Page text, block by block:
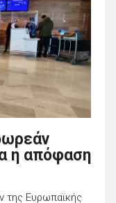
η απόφαση
της Ευρωπαϊκής